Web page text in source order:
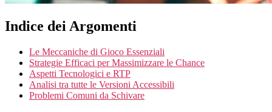
Indice dei Argomenti
Le Meccaniche di Gioco Essenziali
Strategie Efficaci per Massimizzare le Chance
Aspetti Tecnologici e RTP
Analisi tra tutte le Versioni Accessibili
Problemi Comuni da Schivare